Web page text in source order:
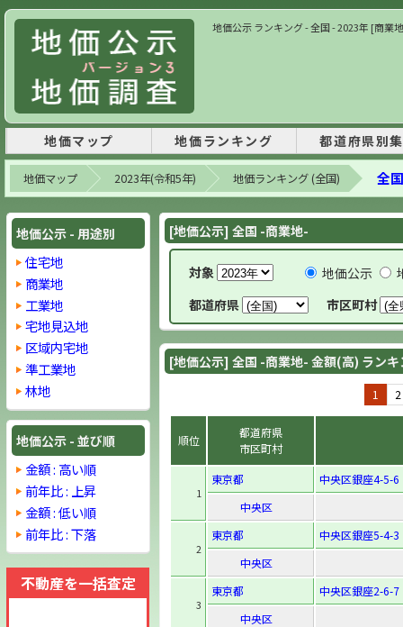
地価公示 ランキング - 全国 - 2023年 [商業
地価マップ 地価ランキング 都道府県別
地価マップ 2023年(令和5年) 地価ランキング (全国) 全
地価公示 - 用途別
住宅地
商業地
工業地
宅地見込地
区域内宅地
準工業地
林地
地価公示 - 並び順
金額 : 高い順
前年比 : 上昇
金額 : 低い順
前年比 : 下落
不動産を一括査定
[地価公示] 全国 -商業地-
対象 地価公示
都道府県
市区町村
[地価公示] 全国 -商業地- 金額(高) ラン
1 2
順位
都道府県
市区町村
1
東京都
中央区銀座4-5-6
中央区
2
東京都
中央区銀座5-4-3
中央区
3
東京都
中央区銀座2-6-7
中央区